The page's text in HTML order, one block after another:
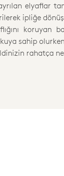
elyaflar
ipliğe
koruyan
sahip
rahatça